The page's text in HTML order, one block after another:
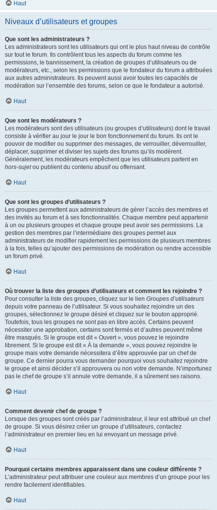
Haut
Niveaux d’utilisateurs et groupes
Que sont les administrateurs ?
Les administrateurs sont les utilisateurs qui ont le plus haut niveau de contrôle
sur tout le forum. Ils contrôlent tous les aspects du forum comme les
permissions, le bannissement, la création de groupes d’utilisateurs ou de
modérateurs, etc., selon les permissions que le fondateur du forum a attribuées
aux autres administrateurs. Ils peuvent aussi avoir toutes les capacités de
modération sur l’ensemble des forums, selon ce que le fondateur a autorisé.
Haut
Que sont les modérateurs ?
Les modérateurs sont des utilisateurs (ou groupes d’utilisateurs) dont le travail
consiste à vérifier au jour le jour le bon fonctionnement du forum. Ils ont le
pouvoir de modifier ou supprimer des messages, de verrouiller, déverrouiller,
déplacer, supprimer et diviser les sujets des forums qu’ils modèrent.
Généralement, les modérateurs empêchent que les utilisateurs partent en
hors-sujetou publient du contenu abusif ou offensant.
Haut
Que sont les groupes d’utilisateurs ?
Les groupes permettent aux administrateurs de gérer l’accès des membres et
des invités au forum et à ses fonctionnalités. Chaque membre peut appartenir
à un ou plusieurs groupes et chaque groupe peut avoir ses permissions. La
gestion des membres par l’intermédiaire des groupes permet aux
administrateurs de modifier rapidement les permissions de plusieurs membres
à la fois, telles qu’ajouter des permissions de modération ou rendre accessible
un forum privé.
Haut
Où trouver la liste des groupes d’utilisateurs et comment les rejoindre ?
Pour consulter la liste des groupes, cliquez sur le lien Groupes d’utilisateurs
depuis votre panneau de l’utilisateur. Si vous souhaitez rejoindre un des
groupes, sélectionnez le groupe désiré et cliquez sur le bouton approprié.
Toutefois, tous les groupes ne sont pas en libre accès. Certains peuvent
nécessiter une approbation, certains sont fermés et d’autres peuvent même
être masqués. Si le groupe est dit « Ouvert », vous pouvez le rejoindre
librement. Si le groupe est dit « À la demande », vous pouvez rejoindre le
groupe mais votre demande nécessitera d’être approuvée par un chef de
groupe. Ce dernier pourra vous demander pourquoi vous souhaitez rejoindre
le groupe et ainsi décider s’il approuvera ou non votre demande. N’importunez
pas le chef de groupe s’il annule votre demande, il a sûrement ses raisons.
Haut
Comment devenir chef de groupe ?
Lorsque des groupes sont créés par l’administrateur, il leur est attribué un chef
de groupe. Si vous désirez créer un groupe d’utilisateurs, contactez
l’administrateur en premier lieu en lui envoyant un message privé.
Haut
Pourquoi certains membres apparaissent dans une couleur différente ?
L’administrateur peut attribuer une couleur aux membres d’un groupe pour les
rendre facilement identifiables.
Haut